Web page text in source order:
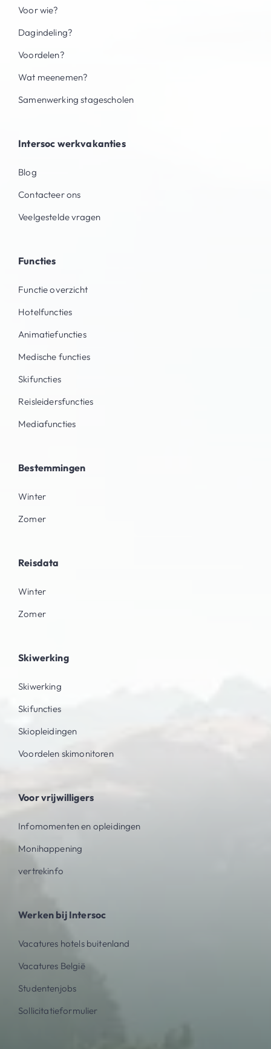
Voor wie?
Dagindeling?
Voordelen?
Wat meenemen?
Samenwerking stagescholen
Intersoc werkvakanties
Blog
Contacteer ons
Veelgestelde vragen
Functies
Functie overzicht
Hotelfuncties
Animatiefuncties
Medische functies
Skifuncties
Reisleidersfuncties
Mediafuncties
Bestemmingen
Winter
Zomer
Reisdata
Winter
Zomer
Skiwerking
Skiwerking
Skifuncties
Skiopleidingen
Voordelen skimonitoren
Voor vrijwilligers
Infomomenten en opleidingen
Monihappening
vertrekinfo
Werken bij Intersoc
Vacatures hotels buitenland
Vacatures België
Studentenjobs
Sollicitatieformulier